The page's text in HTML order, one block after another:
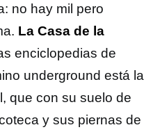
no hay mil pero
La Casa de la
enciclopedias de
underground está la
que con su suelo de
y sus piernas de